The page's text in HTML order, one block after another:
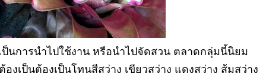
นการนำไปใช้งาน หรือนำไปจัดสวน ตลาดกลุ่มนี้นิยม
องเป็นต้องเป็นโทนสีสว่าง เขียวสว่าง แดงสว่าง ส้มสว่าง